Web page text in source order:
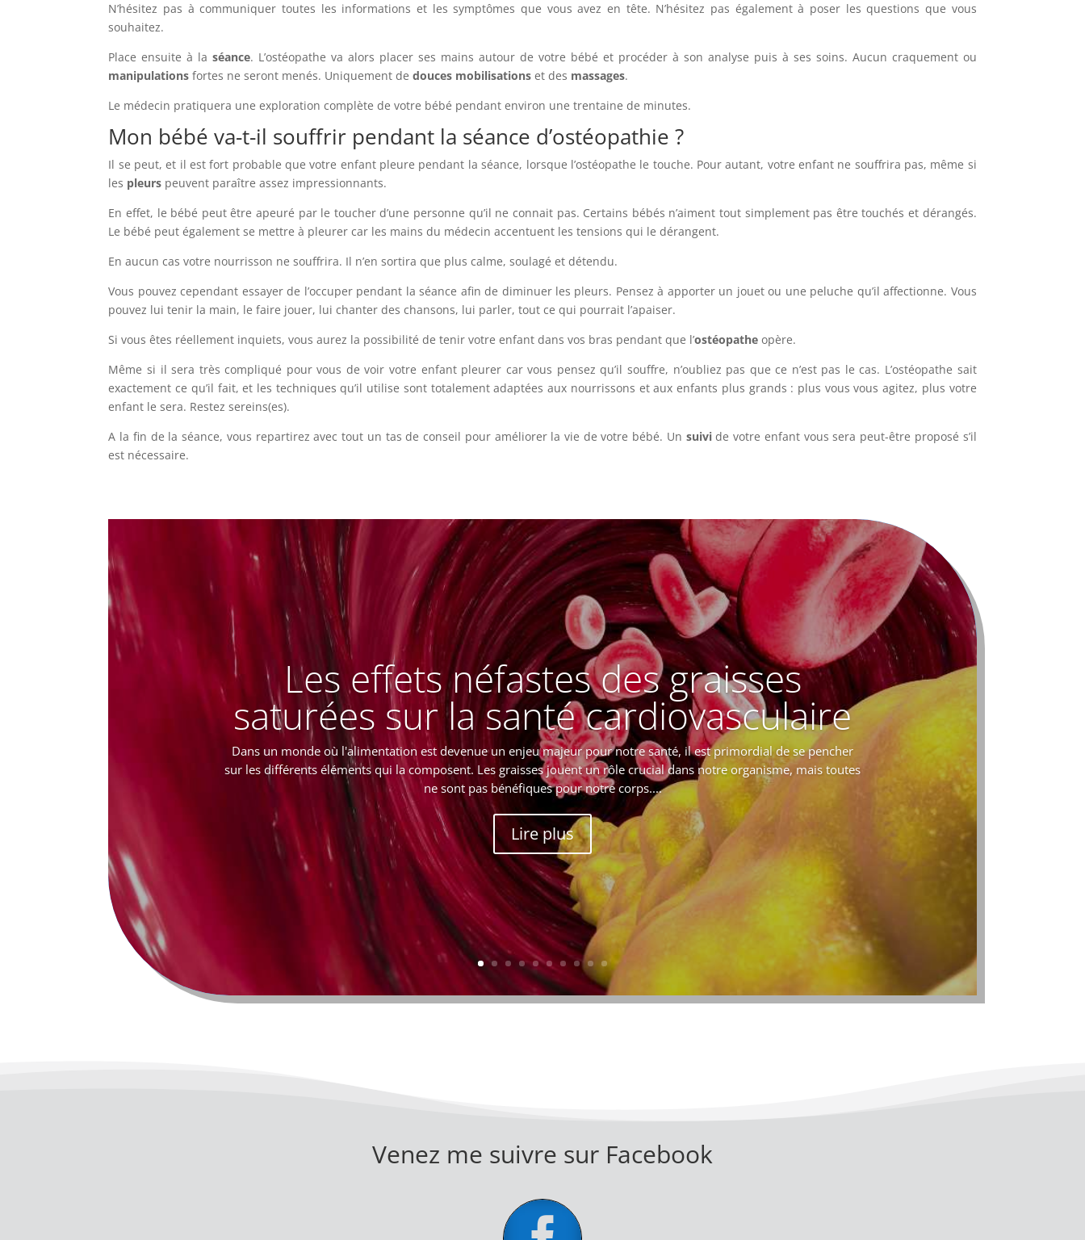
N’hésitez pas à communiquer toutes les informations et les symptômes que vous avez en tête. N’hésitez pas également à poser les questions que vous
souhaitez.
Place ensuite à laséance. L’ostéopathe va alors placer ses mains autour de votre bébé et procéder à son analyse puis à ses soins. Aucun craquement ou
manipulations fortes ne seront menés. Uniquement dedouces mobilisations et des massages.
Le médecin pratiquera une exploration complète de votre bébé pendant environ une trentaine de minutes.
Mon bébé va-t-il souffrir pendant la séance d’ostéopathie ?
Il se peut, et il est fort probable que votre enfant pleure pendant la séance, lorsque l’ostéopathe le touche. Pour autant, votre enfant ne souffrira pas, même si
les pleurs peuvent paraître assez impressionnants.
En effet, le bébé peut être apeuré par le toucher d’une personne qu’il ne connait pas. Certains bébés n’aiment tout simplement pas être touchés et dérangés.
Le bébé peut également se mettre à pleurer car les mains du médecin accentuent les tensions qui le dérangent.
En aucun cas votre nourrisson ne souffrira. Il n’en sortira que plus calme, soulagé et détendu.
Vous pouvez cependant essayer de l’occuper pendant la séance afin de diminuer les pleurs. Pensez à apporter un jouet ou une peluche qu’il affectionne. Vous
pouvez lui tenir la main, le faire jouer, lui chanter des chansons, lui parler, tout ce qui pourrait l’apaiser.
Si vous êtes réellement inquiets, vous aurez la possibilité de tenir votre enfant dans vos bras pendant que l’ostéopatheopère.
Même si il sera très compliqué pour vous de voir votre enfant pleurer car vous pensez qu’il souffre, n’oubliez pas que ce n’est pas le cas. L’ostéopathe sait
exactement ce qu’il fait, et les techniques qu’il utilise sont totalement adaptées aux nourrissons et aux enfants plus grands : plus vous vous agitez, plus votre
enfant le sera. Restez sereins(es).
A la fin de la séance, vous repartirez avec tout un tas de conseil pour améliorer la vie de votre bébé. Un suivide votre enfant vous sera peut-être proposé s’il
est nécessaire.
Les effets néfastes des graisses
saturées sur la santé cardiovasculaire
Dans un monde où l'alimentation est devenue un enjeu majeur pour notre santé, il est primordial de se pencher
sur les différents éléments qui la composent. Les graisses jouent un rôle crucial dans notre organisme, mais toutes
ne sont pas bénéfiques pour notre corps....
Lire plus
Venez me suivre sur Facebook